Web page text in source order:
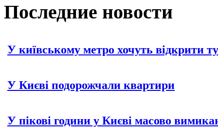
Последние новости
У київському метро хочуть відкрити
У Києві подорожчали квартири
У пікові години у Києві масово